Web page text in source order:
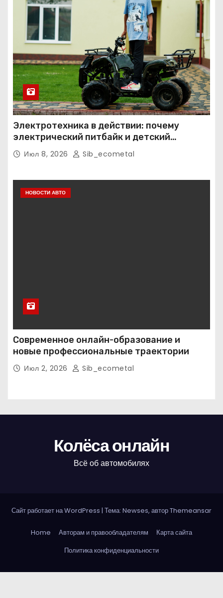
Электротехника в действии: почему
электрический питбайк и детский
квадроцикл — это больше, чем игрушки
Июл 8, 2026 Sib_ecometal
НОВОСТИ АВТО
Современное онлайн-образование и
новые профессиональные траектории
Июл 2, 2026 Sib_ecometal
Колёса онлайн
Всё об автомобилях
Сайт работает на WordPress | Тема: Newses, авторThemeansar
Home Авторам и правообладателям
Карта сайта
Политика конфиденциальности